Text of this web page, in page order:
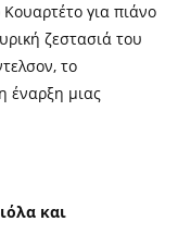
για πιάνο
ζεστασιά του
το
έναρξη μιας
και